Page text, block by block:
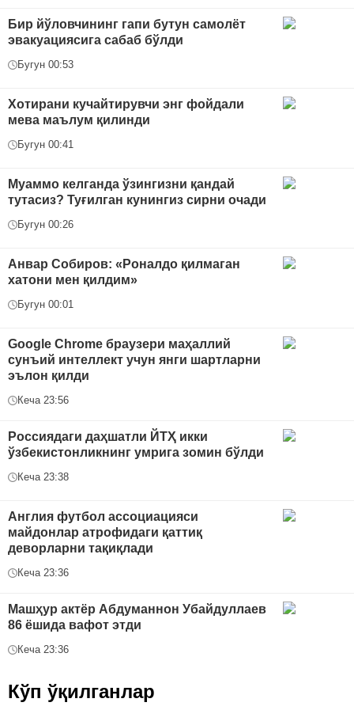
Бир йўловчининг гапи бутун самолёт
эвакуациясига сабаб бўлди
Бугун 00:53
Хотирани кучайтирувчи энг фойдали
мева маълум қилинди
Бугун 00:41
Муаммо келганда ўзингизни қандай
тутасиз? Туғилган кунингиз сирни очади
Бугун 00:26
Анвар Собиров: «Роналдо қилмаган
хатони мен қилдим»
Бугун 00:01
Google Chrome браузери маҳаллий
сунъий интеллект учун янги шартларни
эълон қилди
Кеча 23:56
Россиядаги даҳшатли ЙТҲ икки
ўзбекистонликнинг умрига зомин бўлди
Кеча 23:38
Англия футбол ассоциацияси
майдонлар атрофидаги қаттиқ
деворларни тақиқлади
Кеча 23:36
Машҳур актёр Абдуманнон Убайдуллаев
86 ёшида вафот этди
Кеча 23:36
Кўп ўқилганлар